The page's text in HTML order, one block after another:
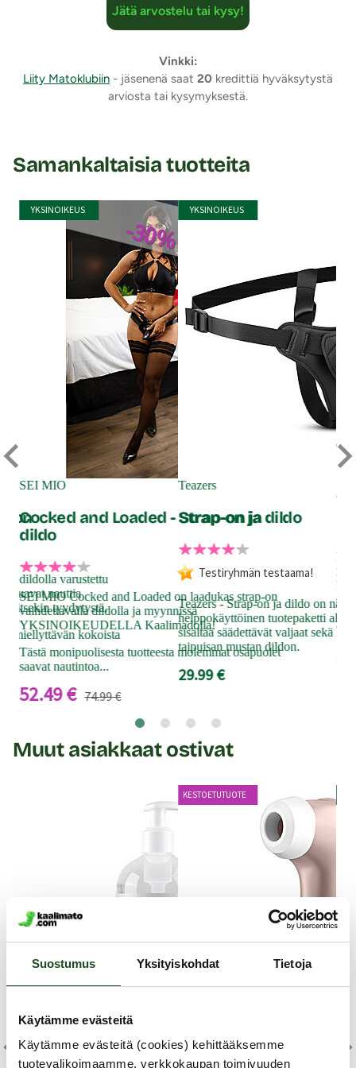
Suostumus Yksityiskohdat Tietoja
Käytämme evästeitä
Käytämme evästeitä (cookies) kehittääksemme
tuotevalikoimaamme, verkkokaupan toimivuuden
Paksumman tekopeniksen halkaisija: max 4,5 cm
Metallisten O-renkaiden halkaisijat: 4 cm ja 4,5 cm
asti
Jätä arvostelu tai kysy!
Vinkki:
Liity Matoklubiin - jäsenenä saat 20 kredittiä hyväksytystä
arviosta tai kysymyksestä.
Samankaltaisia tuotteita
on
dildolla varustettu
nauttia
itsekin tyydytystä.
miellyttävän kokoista
-30%
YKSINOIKEUS
SEI MIO
Cocked and Loaded - Strap-on ja
dildo
SEI MIO Cocked and Loaded on laadukas strap-on
vaihdettavalla dildolla ja myynnissä
YKSINOIKEUDELLA Kaalimadolla!
Tästä monipuolisesta tuotteesta molemmat osapuolet
saavat nautintoa...
52.49 € 74.99 €
YKSINOIKEUS
Teazers
Strap-on ja dildo
Testiryhmän testaama!
Teazers - Strap-on ja dildo on
helppokäyttöinen tuotepaketti
sisältää säädettävät valjaat sekä
taipuisan mustan dildon.
29.99 €
Muut asiakkaat ostivat
KESTOETUTUOTE